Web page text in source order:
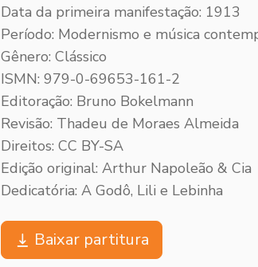
Data da primeira manifestação: 1913
Período: Modernismo e música
Gênero: Clássico
ISMN: 979-0-69653-161-2
Editoração: Bruno Bokelmann
Revisão: Thadeu de Moraes Almeida
Direitos: CC BY-SA
Edição original: Arthur Napoleão & Cia
Dedicatória: A Godô, Lili e Lebinha
Baixar partitura